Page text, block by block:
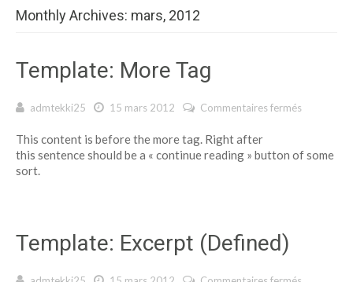
Monthly Archives: mars, 2012
Template: More Tag
admtekki25 15 mars 2012 Commentaires fermés
This content is before the more tag. Right after
this sentence should be a « continue reading » button of some
sort.
Template: Excerpt (Defined)